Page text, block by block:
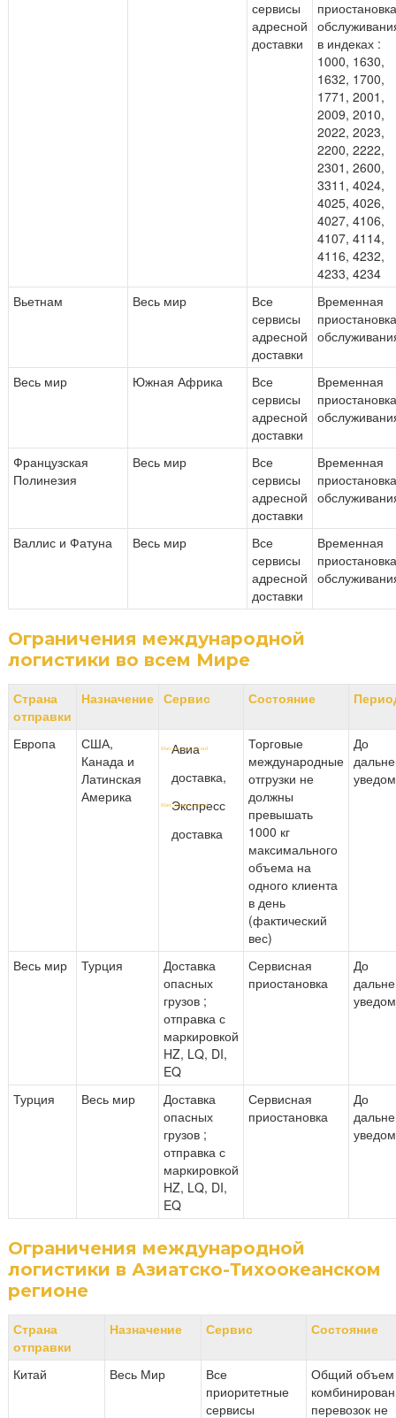
сервисы
адресной
доставки
в индеках :
1000, 1630,
1632, 1700,
1771, 2001,
2009, 2010,
2022, 2023,
2200, 2222,
2301, 2600,
3311, 4024,
4025, 4026,
4027, 4106,
4107, 4114,
4116, 4232,
4233, 4234
Вьетнам
Весь мир
Все
сервисы
адресной
доставки
Временная
Весь мир Южная Африка
Все
сервисы
адресной
доставки
Временная
Французская
Полинезия
Весь мир
Все
сервисы
адресной
доставки
Временная
Валлис и Фатуна Весь мир
Все
сервисы
адресной
доставки
Временная
Ограничения международной
логистики во всем Мире
Страна
отправки
Назначение Сервис Состояние
Европа
США,
Канада и
Латинская
Америка
Авиа
доставка,
Экспресс
доставка
Торговые
международные
отгрузки не
должны
превышать
1000 кг
максимального
объема на
одного клиента
в день
(фактический
вес)
До
Весь мир Турция
Доставка
опасных
грузов ;
отправка с
маркировкой
HZ, LQ, DI,
EQ
Сервисная
приостановка
До
Турция Весь мир
Доставка
опасных
грузов ;
отправка с
маркировкой
HZ, LQ, DI,
EQ
Сервисная
приостановка
До
Ограничения международной
логистики в Азиатско-Тихоокеанском
регионе
Страна
отправки
Назначение Сервис Состояние
Китай Весь Мир
Все
приоритетные
сервисы
Общий объем
перевозок не